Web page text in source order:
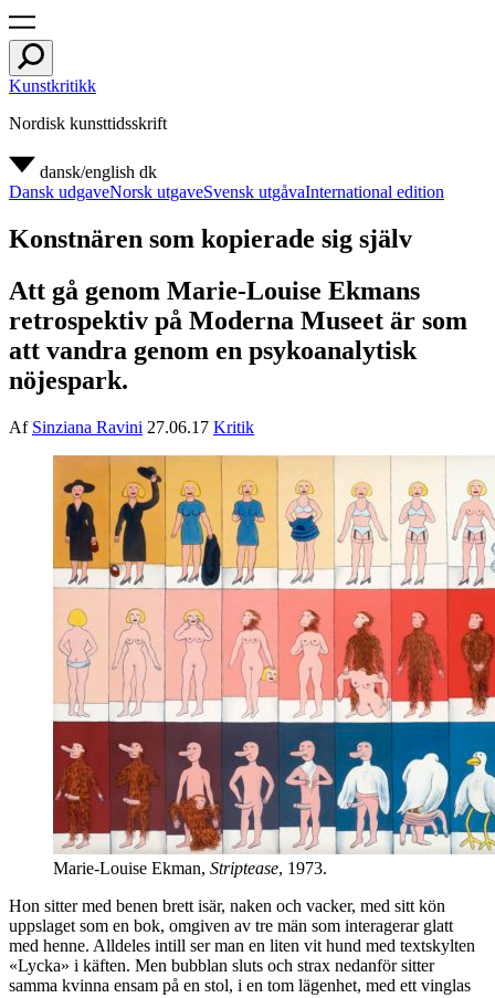
Kunstkritikk
Nordisk kunsttidsskrift
dansk/english dk
Dansk udgaveNorsk utgaveSvensk utgåvaInternational edition
Konstnären som kopierade sig själv
Att gå genom Marie-Louise Ekmans
retrospektiv på Moderna Museet är som
att vandra genom en psykoanalytisk
nöjespark.
Af Sinziana Ravini 27.06.17 Kritik
Marie-Louise Ekman, Striptease, 1973.
Hon sitter med benen brett isär, naken och vacker, med sitt kön
uppslaget som en bok, omgiven av tre män som interagerar glatt
med henne. Alldeles intill ser man en liten vit hund med textskylten
«Lycka» i käften. Men bubblan sluts och strax nedanför sitter
samma kvinna ensam på en stol, i en tom lägenhet, med ett vinglas